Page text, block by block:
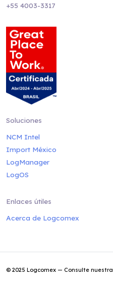
+55 4003-3317
Soluciones
NCM Intel
Import México
LogManager
LogOS
Enlaces útiles
Acerca de Logcomex
© 2025 Logcomex — Consulte nuestra